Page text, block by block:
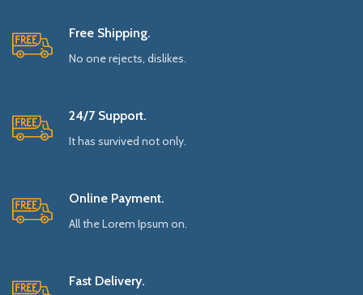
Free Shipping.
No one rejects, dislikes.
24/7 Support.
It has survived not only.
Online Payment.
All the Lorem Ipsum on.
Fast Delivery.